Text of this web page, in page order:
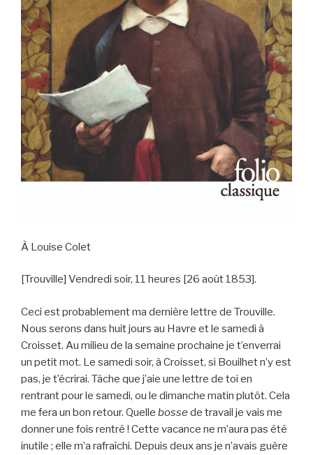
À Louise Colet
[Trouville] Vendredi soir, 11 heures [26 août 1853].
Ceci est probablement ma dernière lettre de Trouville.
Nous serons dans huit jours au Havre et le samedi à
Croisset. Au milieu de la semaine prochaine je t’enverrai
un petit mot. Le samedi soir, à Croisset, si Bouilhet n’y est
pas, je t’écrirai. Tâche que j’aie une lettre de toi en
rentrant pour le samedi, ou le dimanche matin plutôt. Cela
me fera un bon retour. Quelle bosse de travail je vais me
donner une fois rentré ! Cette vacance ne m’aura pas été
inutile ; elle m’a rafraîchi. Depuis deux ans je n’avais guère